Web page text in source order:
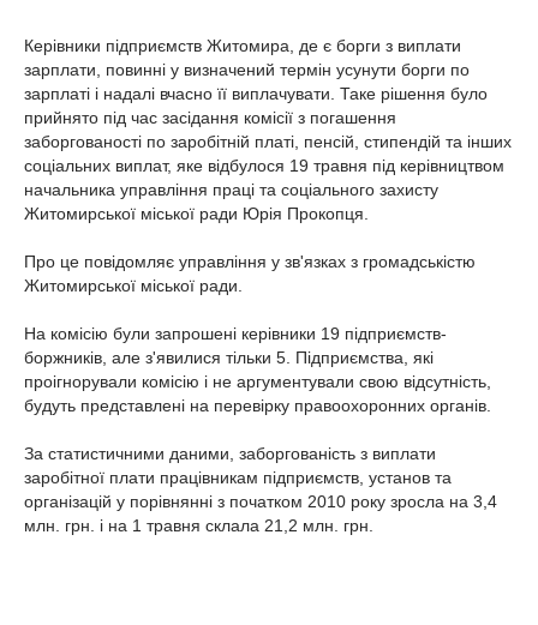
Керівники підприємств Житомира, де є борги з виплати
зарплати, повинні у визначений термін усунути борги по
зарплаті і надалі вчасно її виплачувати. Таке рішення було
прийнято під час засідання комісії з погашення
заборгованості по заробітній платі, пенсій, стипендій та інших
соціальних виплат, яке відбулося 19 травня під керівництвом
начальника управління праці та соціального захисту
Житомирської міської ради Юрія Прокопця.
Про це повідомляє управління у зв'язках з громадськістю
Житомирської міської ради.
На комісію були запрошені керівники 19 підприємств-
боржників, але з'явилися тільки 5. Підприємства, які
проігнорували комісію і не аргументували свою відсутність,
будуть представлені на перевірку правоохоронних органів.
За статистичними даними, заборгованість з виплати
заробітної плати працівникам підприємств, установ та
організацій у порівнянні з початком 2010 року зросла на 3,4
млн. грн. і на 1 травня склала 21,2 млн. грн.